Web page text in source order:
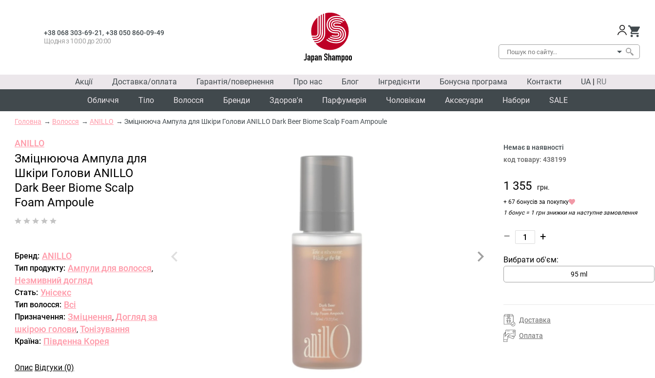
+38 068 303-69-21, +38 050 860-09-49
Щодня з 10:00 до 20:00
Акції Доставка/оплата Гарантія/повернення Про нас Блог Інгредієнти Бонусна програма Контакти UA | RU
Обличчя
Тіло Волосся Бренди Здоров'я Парфумерія Чоловікам Аксесуари Набори SALE
Головна Волосся ANILLO Зміцнююча Ампула для Шкіри Голови ANILLO Dark Beer Biome Scalp Foam Ampoule
ANILLO
Зміцнююча Ампула для
Шкіри Голови ANILLO
Dark Beer Biome Scalp
Foam Ampoule
Бренд: ANILLO
Тип продукту: Ампули для волосся,
Незмивний догляд
Стать: Унісекс
Тип волосся: Всі
Призначення: Зміцнення, Догляд за
шкірою голови, Тонізування
Країна: Південна Корея
Опис Відгуки (0)
Немає в наявності
код товару: 438199
1 355 грн.
+ 67 бонусів за покупку
1 бонус = 1 грн знижки на наступне замовлення
– +
Вибрати об'єм:
95 ml
Доставка
Оплата